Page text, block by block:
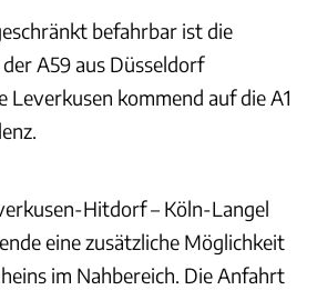
befahrbar ist die
A59 aus Düsseldorf
Leverkusen kommend auf die A1
Hitdorf – Köln-Langel
eine zusätzliche Möglichkeit
im Nahbereich. Die Anfahrt